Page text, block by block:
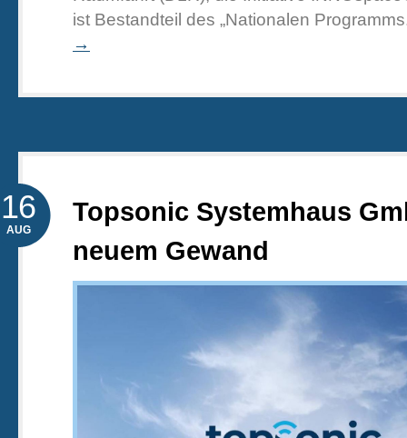
ist Bestandteil des „Nationalen
→
Topsonic Systemhaus
neuem Gewand
16
AUG